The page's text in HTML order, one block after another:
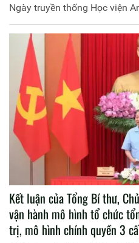
Ngày truyền thống Học viện
Kết luận của Tổng Bí thư,
vận hành mô hình tổ chức
trị, mô hình chính quyền 3